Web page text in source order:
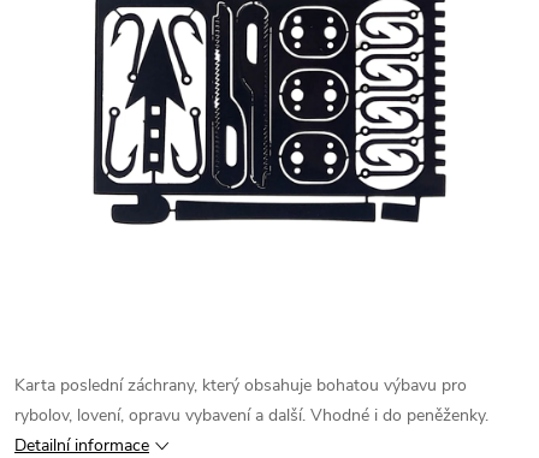
Karta poslední záchrany, který obsahuje bohatou výbavu pro
rybolov, lovení, opravu vybavení a další. Vhodné i do peněženky.
Detailní informace